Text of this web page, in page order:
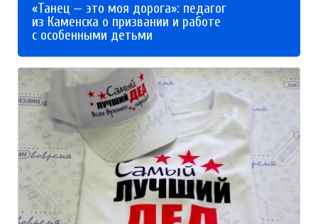
«Танец — это моя дорога»: педагог
из Каменска о призвании и работе
с особенными детьми